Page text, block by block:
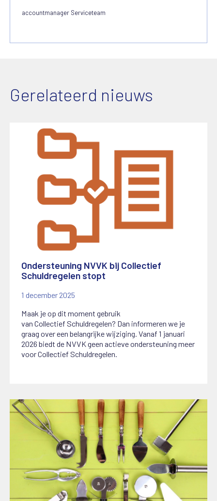
accountmanager Serviceteam
Gerelateerd nieuws
Ondersteuning NVVK bij Collectief
Schuldregelen stopt
1 december 2025
Maak je op dit moment gebruik
vanCollectiefSchuldregelen? Dan informeren we je
graag over een belangrijke wijziging. Vanaf 1 januari
2026 biedt de NVVK geen actieve ondersteuning meer
voor Collectief Schuldregelen.